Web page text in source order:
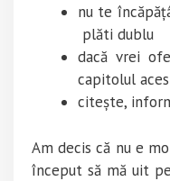
nu te
plăti dublu
dacă vrei
capitolul
citește,
Am decis că nu e
început să mă uit